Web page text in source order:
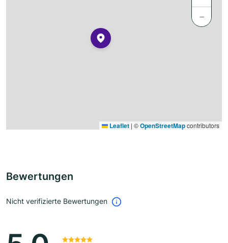
−
Leaflet | ©OpenStreetMapcontributors
Bewertungen
Nicht verifizierte Bewertungen